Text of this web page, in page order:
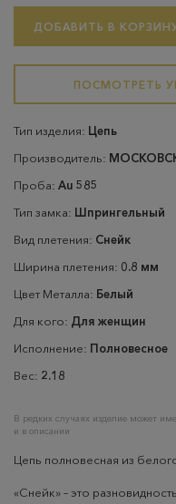
ДОБАВИТЬ В
ПОСМОТРЕТЬ
Тип изделия: Цепь
Производитель:
Проба: Au 585
Тип замка: Шпрингельный
Вид плетения: Снейк
Ширина плетения: 0.8 мм
Цвет Металла: Белый
Для кого: Для женщин
Исполнение: Полновесное
Вес: 2.18
В редких случаях изделие может
и в описании
Цепь полновесная из
«Снейк» – это